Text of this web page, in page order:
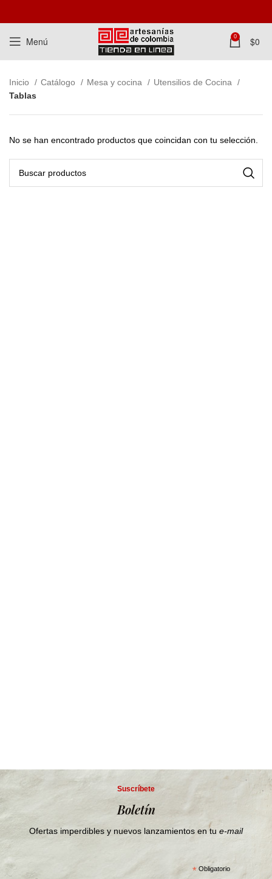
Menú 0 $0
Inicio Catálogo Mesa y cocina
Utensilios de Cocina
Tablas
No se han encontrado productos que coincidan con tu selección.
Suscríbete
Boletín
Ofertas imperdibles y nuevos lanzamientos en tu e-mail
* Obligatorio